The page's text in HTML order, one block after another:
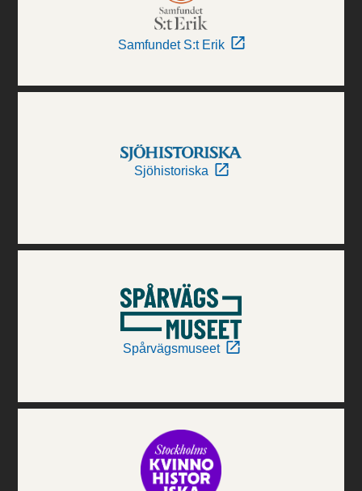
Samfundet S:t Erik
Sjöhistoriska
Spårvägsmuseet